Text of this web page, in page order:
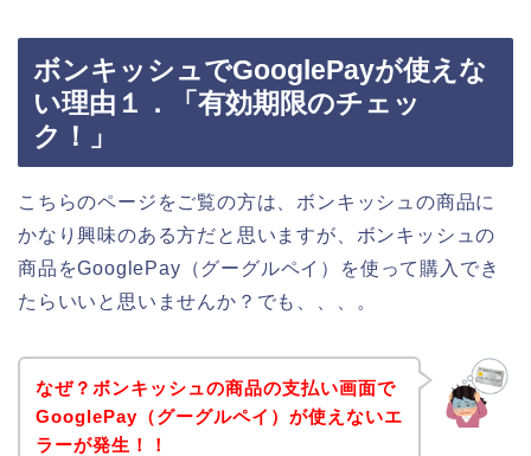
ボンキッシュでGooglePayが使えな
い理由１．「有効期限のチェッ
ク！」
こちらのページをご覧の方は、ボンキッシュの商品に
かなり興味のある方だと思いますが、ボンキッシュの
商品をGooglePay（グーグルペイ）を使って購入でき
たらいいと思いませんか？でも、、、。
なぜ？ボンキッシュの商品の支払い画面で
GooglePay（グーグルペイ）が使えないエ
ラーが発生！！